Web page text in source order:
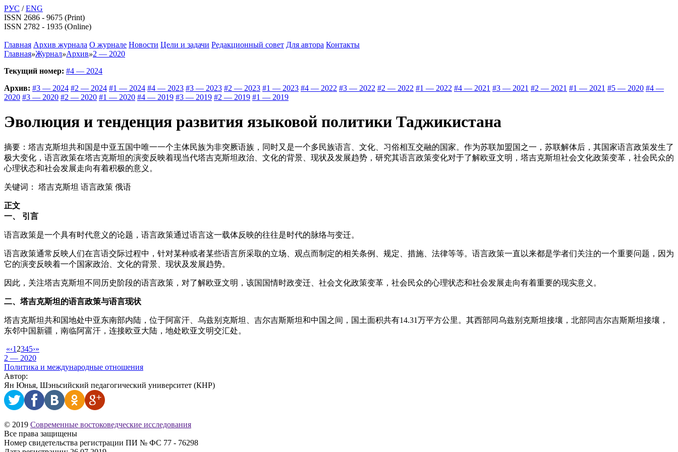
РУС /ENG
ISSN 2686 - 9675 (Print)
ISSN 2782 - 1935 (Online)
Главная Архив журнала О журнале Новости Цели и задачи Редакционный совет Для автора Контакты
Главная»Журнал»Архив»2 — 2020
Текущий номер: #4 — 2024
Архив: #3 — 2024 #2 — 2024 #1 — 2024 #4 — 2023 #3 — 2023 #2 — 2023 #1 — 2023 #4 — 2022 #3 — 2022 #2 — 2022 #1 — 2022 #4 — 2021 #3 — 2021 #2 — 2021 #1 — 2021 #5 — 2020 #4 —
2020 #3 — 2020 #2 — 2020 #1 — 2020 #4 — 2019 #3 — 2019 #2 — 2019 #1 — 2019
Эволюция и тенденция развития языковой политики Таджикистана
摘要：塔吉克斯坦共和国是中亚五国中唯一一个主体民族为非突厥语族，同时又是一个多民族语言、文化、习俗相互交融的国家。作为苏联加盟国之一，苏联解体后，其国家语言政策发生了
极大变化，语言政策在塔吉克斯坦的演变反映着现当代塔吉克斯坦政治、文化的背景、现状及发展趋势，研究其语言政策变化对于了解欧亚文明，塔吉克斯坦社会文化政策变革，社会民众的
心理状态和社会发展走向有着积极的意义。
关键词： 塔吉克斯坦 语言政策 俄语
正文
一、 引言
语言政策是一个具有时代意义的论题，语言政策通过语言这一载体反映的往往是时代的脉络与变迁。
语言政策通常反映人们在言语交际过程中，针对某种或者某些语言所采取的立场、观点而制定的相关条例、规定、措施、法律等等。语言政策一直以来都是学者们关注的一个重要问题，因为
它的演变反映着一个国家政治、文化的背景、现状及发展趋势。
因此，关注塔吉克斯坦不同历史阶段的语言政策，对了解欧亚文明，该国国情时政变迁、社会文化政策变革，社会民众的心理状态和社会发展走向有着重要的现实意义。
二、塔吉克斯坦的语言政策与语言现状
塔吉克斯坦共和国地处中亚东南部内陆，位于阿富汗、乌兹别克斯坦、吉尔吉斯斯坦和中国之间，国土面积共有14.31万平方公里。其西部同乌兹别克斯坦接壤，北部同吉尔吉斯斯坦接壤，
东邻中国新疆，南临阿富汗，连接欧亚大陆，地处欧亚文明交汇处。
«‹1 2345›»
2 — 2020
Политика и международные отношения
Автор:
Ян Юнья, Шэньсийский педагогический университет (КНР)
© 2019 Современные востоковедческие исследования
Все права защищены
Номер свидетельства регистрации ПИ № ФС 77 - 76298